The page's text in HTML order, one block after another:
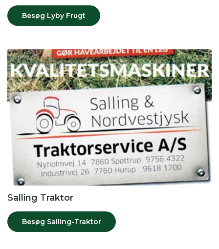
Besøg Lyby Frugt
Salling Traktor
Besøg Salling-Traktor